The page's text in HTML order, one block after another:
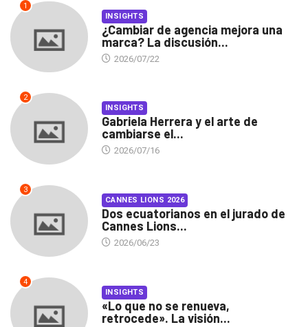
1
INSIGHTS
¿Cambiar de agencia mejora una
marca? La discusión...
2026/07/22
2
INSIGHTS
Gabriela Herrera y el arte de
cambiarse el...
2026/07/16
3
CANNES LIONS 2026
Dos ecuatorianos en el jurado de
Cannes Lions...
2026/06/23
4
INSIGHTS
«Lo que no se renueva,
retrocede». La visión...